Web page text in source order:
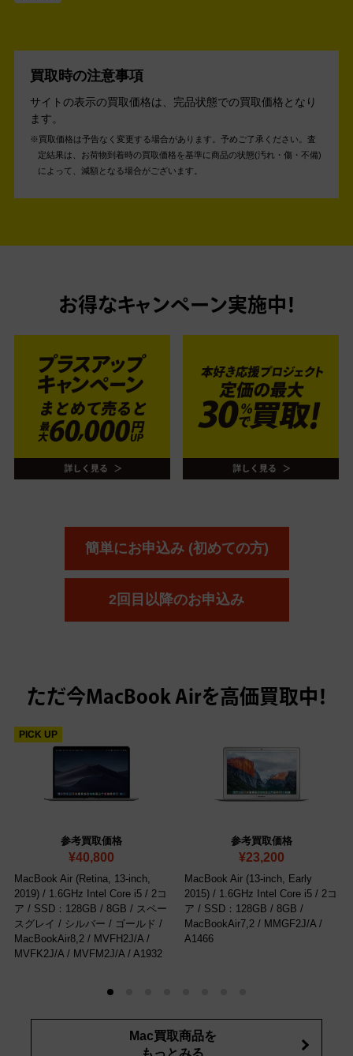
買取時の注意事項
サイトの表示の買取価格は、完品状態での買取価格となり
ます。
買取価格は予告なく変更する場合があります。予めご了承ください。 査
定結果は、お荷物到着時の買取価格を基準に商品の状態(汚れ・傷・不備)
によって、減額となる場合がございます。
お得なキャンペーン実施中！
簡単にお申込み (初めての方)
2回目以降のお申込み
ただ今MacBook Airを高価買取中！
参考買取価格
¥40,800
PICK UP
MacBook Air (Retina, 13-inch,
2019) / 1.6GHz Intel Core i5 / 2コ
ア / SSD：128GB / 8GB / スペー
スグレイ / シルバー / ゴールド /
MacBookAir8,2 / MVFH2J/A /
MVFK2J/A / MVFM2J/A / A1932
参考買取価格
¥23,200
MacBook Air (13-inch, Early
2015) / 1.6GHz Intel Core i5 / 2コ
ア / SSD：128GB / 8GB /
MacBookAir7,2 / MMGF2J/A /
A1466
Mac買取商品を
もっとみる